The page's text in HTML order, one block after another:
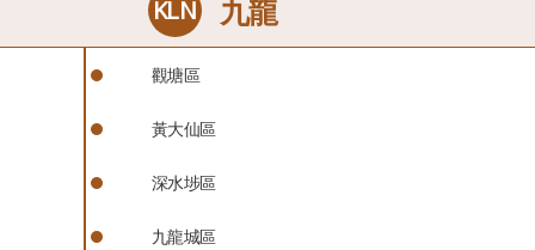
觀塘區
黃大仙區
深水埗區
九龍城區